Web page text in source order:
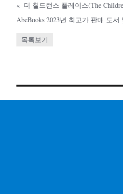
« 더 칠드런스 플레이스(The
AbeBooks 2023년 최고가 판매 도
목록보기